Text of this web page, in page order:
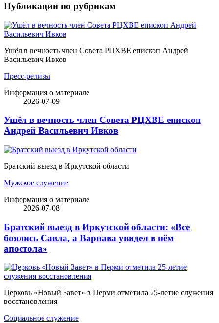
Публикации по рубрикам
Ушёл в вечность член Совета РЦХВЕ епископ Андрей
Васильевич Ивков
Пресс-релизы
Информация о материале
2026-07-09
Ушёл в вечность член Совета РЦХВЕ епископ
Андрей Васильевич Ивков
Братский выезд в Иркутской области
Мужское служение
Информация о материале
2026-07-08
Братский выезд в Иркутской области: «Все
боялись Савла, а Варнава увидел в нём
апостола»
Церковь «Новый Завет» в Перми отметила 25-летие служения
восстановления
Социальное служение